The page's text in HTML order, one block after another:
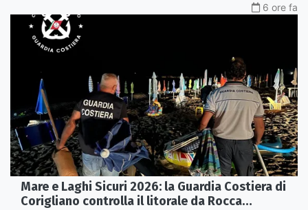
6 ore fa
Mare e Laghi Sicuri 2026: la Guardia Costiera di
Corigliano controlla il litorale da Rocca